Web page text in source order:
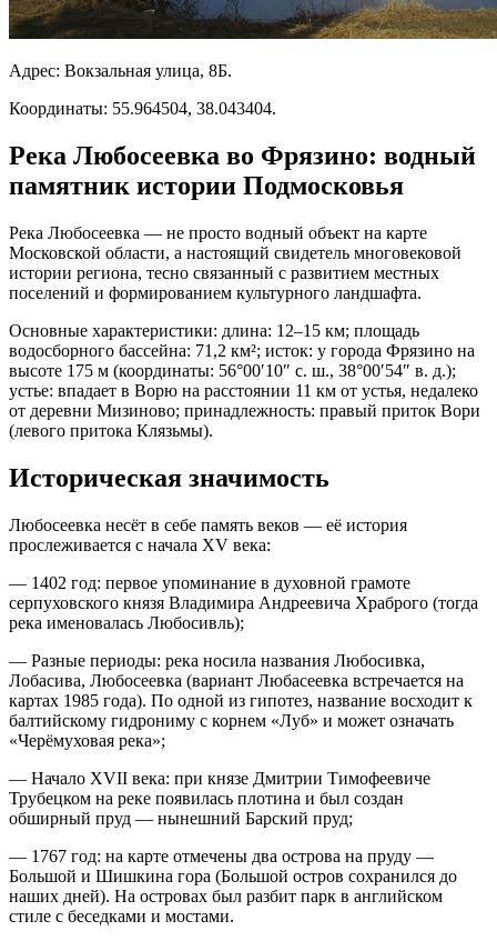
Адрес: Вокзальная улица, 8Б.
Координаты: 55.964504, 38.043404.
Река Любосеевка во Фрязино: водный
памятник истории Подмосковья
Река Любосеевка — не просто водный объект на карте
Московской области, а настоящий свидетель многовековой
истории региона, тесно связанный с развитием местных
поселений и формированием культурного ландшафта.
Основные характеристики: длина: 12–15 км; площадь
водосборного бассейна: 71,2 км²; исток: у города Фрязино на
высоте 175 м (координаты: 56°00′10″ с. ш., 38°00′54″ в. д.);
устье: впадает в Ворю на расстоянии 11 км от устья, недалеко
от деревни Мизиново; принадлежность: правый приток Вори
(левого притока Клязьмы).
Историческая значимость
Любосеевка несёт в себе память веков — её история
прослеживается с начала XV века:
— 1402 год: первое упоминание в духовной грамоте
серпуховского князя Владимира Андреевича Храброго (тогда
река именовалась Любосивль);
— Разные периоды: река носила названия Любосивка,
Лобасива, Любосеевка (вариант Любасеевка встречается на
картах 1985 года). По одной из гипотез, название восходит к
балтийскому гидрониму с корнем «Луб» и может означать
«Черёмуховая река»;
— Начало XVII века: при князе Дмитрии Тимофеевиче
Трубецком на реке появилась плотина и был создан
обширный пруд — нынешний Барский пруд;
— 1767 год: на карте отмечены два острова на пруду —
Большой и Шишкина гора (Большой остров сохранился до
наших дней). На островах был разбит парк в английском
стиле с беседками и мостами.